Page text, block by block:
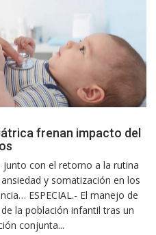
frenan impacto del
con el retorno a la rutina
y somatización en los
ESPECIAL.- El manejo de
la población infantil tras un
conjunta...